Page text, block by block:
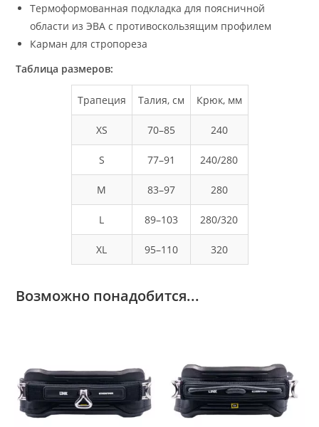
Термоформованная подкладка для поясничной
области из ЭВА с противоскользящим профилем
Карман для стропореза
Таблица размеров:
Трапеция Талия, см Крюк, мм
XS 70–85 240
S 77–91 240/280
M 83–97 280
L 89–103 280/320
XL 95–110 320
Возможно понадобится...